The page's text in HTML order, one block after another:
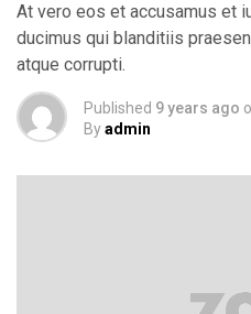
At vero eos et accusamus et
ducimus qui blanditiis
atque corrupti.
Published 9 years ago
Byadmin